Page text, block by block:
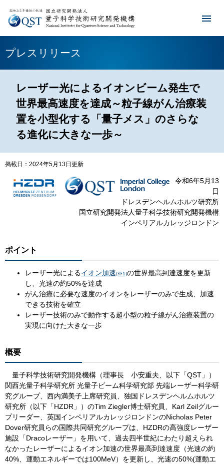
プレスリリース
レーザー光によるイオンビーム発生で
世界最高速度を達成～粒子線がん治療装
置を小型化する「量子メス」のさらな
る進化に大きな一歩～
掲載日：2024年5月13日更新
令和6年5月13
日​
ドレスデンヘルムホルツ研究所
国立研究開発法人量子科学技術研究開発機構
インペリアルカレッジロンドン
ポイント
レーザー光によるイオン加速(※1)の世界最高到達速度を更新
し、光速の約50%を達成
がん治療に必要な速度のイオンをレーザーのみで生成、加速
できる技術を確立
レーザー技術のみで動作する超小型の粒子線がん治療装置の
実現に向けた大きな一歩
概要
量子科学技術研究開発機構（理事長 小安重夫、以下「QST」）
関西光量子科学研究所 光量子ビーム科学研究部 先端レーザー科学研
究グループ、西内満美子上席研究員、独国ドレスデンヘルムホルツ
研究所（以下「HZDR」）のTim Ziegler博士研究員、Karl Zeilグルー
プリーダー、英国インペリアルカレッジロンドンのNicholas Peter
Dover研究員らの国際共同研究グループは、HZDRの高強度レーザー
施設「Dracoレーザー」を用いて、過去四半世紀にわたり超えられ
なかったレーザーによるイオン加速の世界最高到達速度（光速の約
40%、運動エネルギーでは100MeV）を更新し、光速の50%(運動エ